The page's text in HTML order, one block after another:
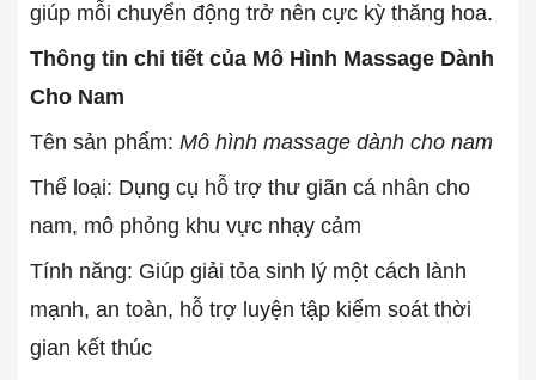
giúp mỗi chuyển động trở nên cực kỳ thăng hoa.
Thông tin chi tiết của Mô Hình Massage Dành
Cho Nam
Tên sản phẩm: Mô hình massage dành cho nam
Thể loại: Dụng cụ hỗ trợ thư giãn cá nhân cho
nam, mô phỏng khu vực nhạy cảm
Tính năng: Giúp giải tỏa sinh lý một cách lành
mạnh, an toàn, hỗ trợ luyện tập kiểm soát thời
gian kết thúc